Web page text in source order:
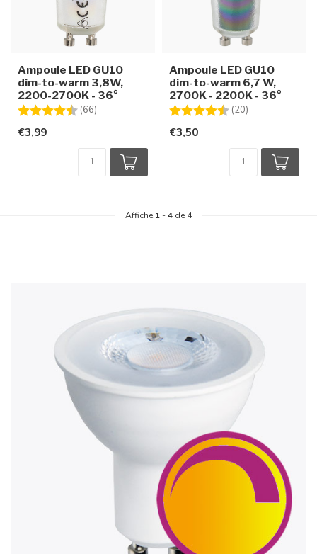
Ampoule LED GU10
dim-to-warm 3,8W,
2200-2700K - 36°
Note:
(66)
€3,99
Ampoule LED GU10
dim-to-warm 6,7 W,
2700K - 2200K - 36°
Note:
(20)
€3,50
Affiche 1 -4 de 4